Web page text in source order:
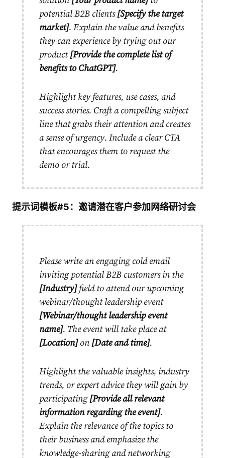
potential B2B clients[Specify the target
market]. Explain the value and benefits
they can experience by trying out our
product[Provide the complete list of
benefits to ChatGPT].
Highlight key features, use cases, and
success stories. Craft a compelling subject
line that grabs their attention and creates
a sense of urgency. Include a clear CTA
that encourages them to request the
demo or trial.
提示词模板#5：邀请潜在客户参加网络研讨会
Please write an engaging cold email
inviting potential B2B customers in the
[Industry]field to attend our upcoming
webinar/thought leadership event
[Webinar/thought leadership event
name]. The event will take place at
[Location]on [Date and time].
Highlight the valuable insights, industry
trends, or expert advice they will gain by
participating[Provide all relevant
information regarding the event].
Explain the relevance of the topics to
their business and emphasize the
knowledge-sharing and networking